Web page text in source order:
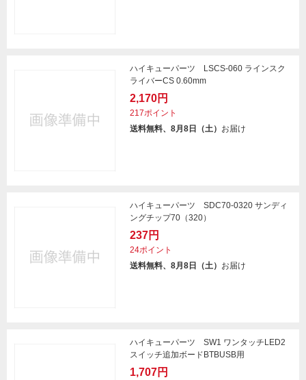
ハイキューパーツ LSCS-060 ラインスク
ライバーCS 0.60mm
2,170円
217ポイント
送料無料、8月8日（土） お届け
ハイキューパーツ SDC70-0320 サンディ
ングチップ70（320）
237円
24ポイント
送料無料、8月8日（土） お届け
ハイキューパーツ SW1 ワンタッチLED2
スイッチ追加ボードBTBUSB用
1,707円